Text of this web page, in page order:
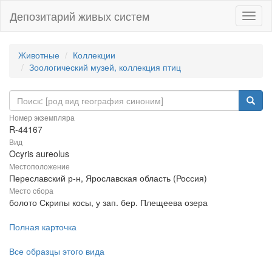
Депозитарий живых систем
Животные
Коллекции
Зоологический музей, коллекция птиц
Номер экземпляра
R-44167
Вид
Ocyris aureolus
Местоположение
Переславский р-н, Ярославская область (Россия)
Место сбора
болото Скрипы косы, у зап. бер. Плещеева озера
Полная карточка
Все образцы этого вида